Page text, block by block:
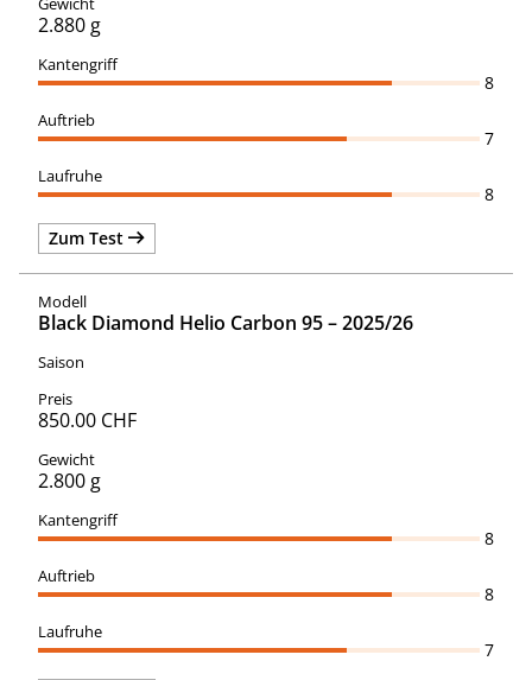
2.880 g
8
7
8
Zum Test
Black Diamond Helio Carbon 95 – 2025/26
850.00 CHF
2.800 g
8
8
7